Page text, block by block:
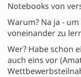
Notebooks von
Warum? Na ja -
voneinander zu
Wer? Habe schon
auch eins vor